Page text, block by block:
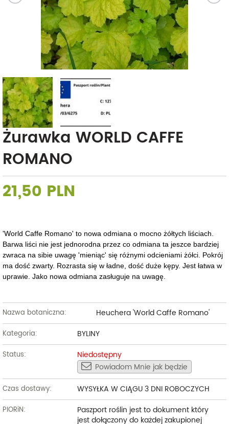
Żurawka WORLD CAFFE
ROMANO
21,50 PLN
'World Caffe Romano' to nowa odmiana o mocno żółtych liściach.
Barwa liści nie jest jednorodna przez co odmiana ta jeszce bardziej
zwraca na sibie uwagę 'mieniąc' się różnymi odcieniami żółci. Pokrój
ma dość zwarty. Rozrasta się w ładne, dość duże kępy. Jest łatwa w
uprawie. Jako nowa odmiana zasługuje na uwagę.
Nazwa botaniczna: Heuchera 'World Caffe Romano'
Kategoria: BYLINY
Status:
Niedostępny
Powiadom Mnie jak będzie
Czas dostawy: WYSYŁKA W CIĄGU 3 DNI ROBOCZYCH
PIORiN:
Paszport roślin jest to dokument który
jest dołączony do każdej zakupionej